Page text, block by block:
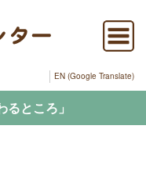
EN (Google Translate)
ところ」